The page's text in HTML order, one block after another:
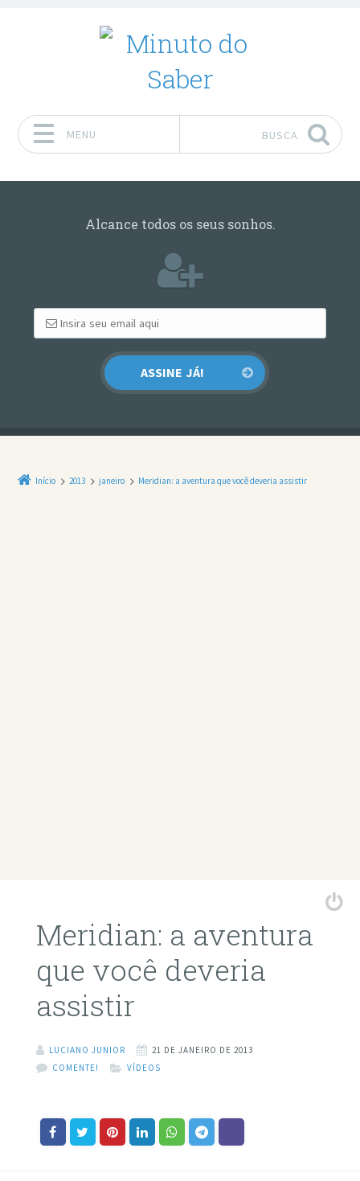
MENU BUSCA
Alcance todos os seus sonhos.
Início 2013 janeiro Meridian: a aventura que você deveria assistir
Meridian: a aventura
que você deveria
assistir
LUCIANO JUNIOR
21 DE JANEIRO DE 2013
COMENTE!
VÍDEOS